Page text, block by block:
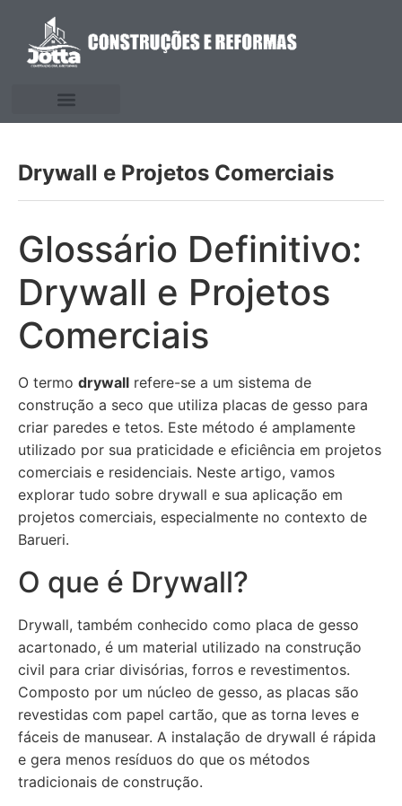
Drywall e Projetos Comerciais
Glossário Definitivo:
Drywall e Projetos
Comerciais
O termo drywall refere-se a um sistema de
construção a seco que utiliza placas de gesso para
criar paredes e tetos. Este método é amplamente
utilizado por sua praticidade e eficiência em projetos
comerciais e residenciais. Neste artigo, vamos
explorar tudo sobre drywall e sua aplicação em
projetos comerciais, especialmente no contexto de
Barueri.
O que é Drywall?
Drywall, também conhecido como placa de gesso
acartonado, é um material utilizado na construção
civil para criar divisórias, forros e revestimentos.
Composto por um núcleo de gesso, as placas são
revestidas com papel cartão, que as torna leves e
fáceis de manusear. A instalação de drywall é rápida
e gera menos resíduos do que os métodos
tradicionais de construção.